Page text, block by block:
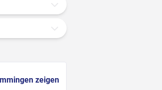
zeigen